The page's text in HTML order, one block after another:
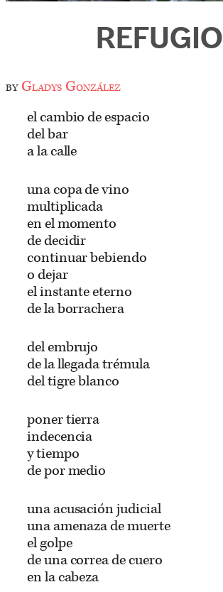
REFUGIO
byGladys González
el cambio de espacio
del bar
a la calle
una copa de vino
multiplicada
en el momento
de decidir
continuar bebiendo
o dejar
el instante eterno
de la borrachera
del embrujo
de la llegada trémula
del tigre blanco
poner tierra
indecencia
y tiempo
de por medio
una acusación judicial
una amenaza de muerte
el golpe
de una correa de cuero
en la cabeza